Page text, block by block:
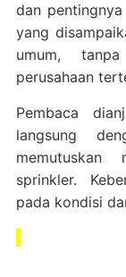
dan
yang
umum,
perusahaan
Pembaca
langsung
memutuskan
sprinkler.
pada kondisi